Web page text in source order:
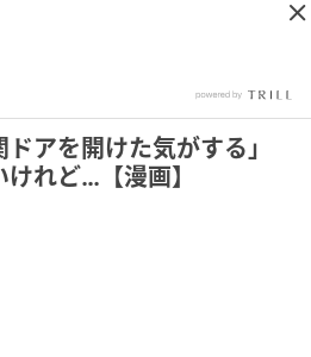
ドアを開けた気がする」
れど…【漫画】